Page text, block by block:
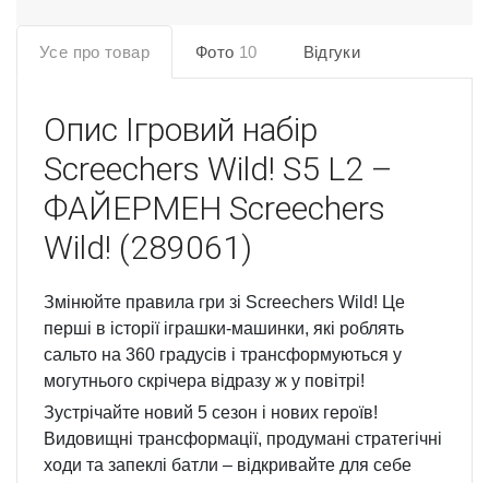
Усе про товар Фото 10 Відгуки
Опис Ігровий набір
Screechers Wild! S5 L2 –
ФАЙЕРМЕН Screechers
Wild! (289061)
Змінюйте правила гри зі Screechers Wild! Це
перші в історії іграшки-машинки, які роблять
сальто на 360 градусів і трансформуються у
могутнього скрічера відразу ж у повітрі!
Зустрічайте новий 5 сезон і нових героїв!
Видовищні трансформації, продумані стратегічні
ходи та запеклі батли – відкривайте для себе